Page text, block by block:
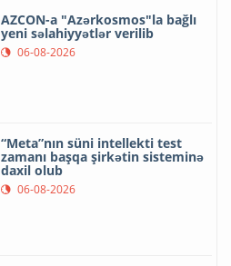
AZCON-a "Azərkosmos"la bağlı
yeni səlahiyyətlər verilib
06-08-2026
“Meta”nın süni intellekti test
zamanı başqa şirkətin sisteminə
daxil olub
06-08-2026